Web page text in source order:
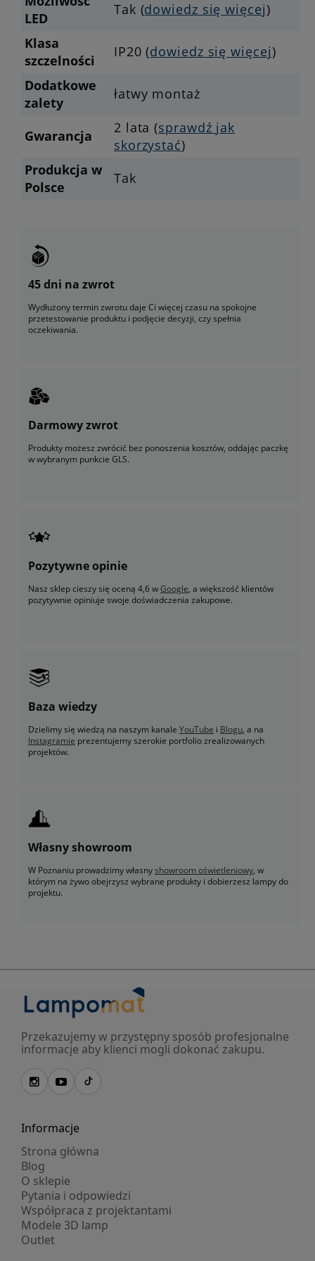
LED
Tak (dowiedz się więcej)
Klasa
szczelności
IP20 (dowiedz się więcej)
Dodatkowe
zalety
łatwy montaż
Gwarancja 2 lata (sprawdź jak
skorzystać)
Produkcja w
Polsce
Tak
45 dni na zwrot
Wydłużony termin zwrotu daje Ci więcej czasu na spokojne
przetestowanie produktu i podjęcie decyzji, czy spełnia
oczekiwania.
Darmowy zwrot
Produkty możesz zwrócić bez ponoszenia kosztów, oddając paczkę
w wybranym punkcie GLS.
Pozytywne opinie
Nasz sklep cieszy się oceną 4,6 wGoogle, a większość klientów
pozytywnie opiniuje swoje doświadczenia zakupowe.
Baza wiedzy
Dzielimy się wiedzą na naszym kanale YouTube i Blogu, a na
Instagramie prezentujemy szerokie portfolio zrealizowanych
projektów.
Własny showroom
W Poznaniu prowadzimy własnyshowroom oświetleniowy, w
którym na żywo obejrzysz wybrane produkty i dobierzesz lampy do
projektu.
Przekazujemy w przystępny sposób profesjonalne
informacje aby klienci mogli dokonać zakupu.
Informacje
Strona główna
Blog
O sklepie
Pytania i odpowiedzi
Współpraca z projektantami
Modele 3D lamp
Outlet